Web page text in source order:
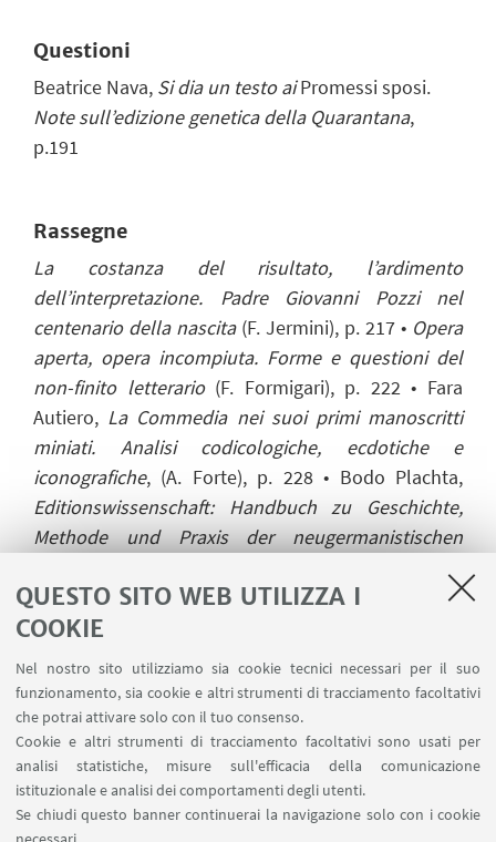
QUESTO SITO WEB UTILIZZA I
COOKIE
Nel nostro sito utilizziamo sia cookie tecnici necessari per il suo
funzionamento, sia cookie e altri strumenti di tracciamento facoltativi
che potrai attivare solo con il tuo consenso.
Cookie e altri strumenti di tracciamento facoltativi sono usati per
analisi statistiche, misure sull'efficacia della comunicazione
istituzionale e analisi dei comportamenti degli utenti.
Se chiudi questo banner continuerai la navigazione solo con i cookie
Questioni
Beatrice Nava, Si dia un testo aiPromessi sposi.
Note sull’edizione genetica della Quarantana,
p.191
Rassegne
La costanza del risultato, l’ardimento
dell’interpretazione. Padre Giovanni Pozzi nel
centenario della nascita (F. Jermini), p. 217 • Opera
aperta, opera incompiuta. Forme e questioni del
non-finito letterario (F. Formigari), p. 222• Fara
Autiero, La Commedia nei suoi primi manoscritti
miniati. Analisi codicologiche, ecdotiche e
iconografiche, (A. Forte), p. 228• Bodo Plachta,
Editionswissenschaft: Handbuch zu Geschichte,
Methode und Praxis der neugermanistischen
publishing in the twenty-first century
(E.B.M.
Rendall), p. 238
Cronache
Francesca Hartmann,IBE - International
Boccaccio Edition, p. 251
Rosamaria I. Laruccia,20th Annual Conference